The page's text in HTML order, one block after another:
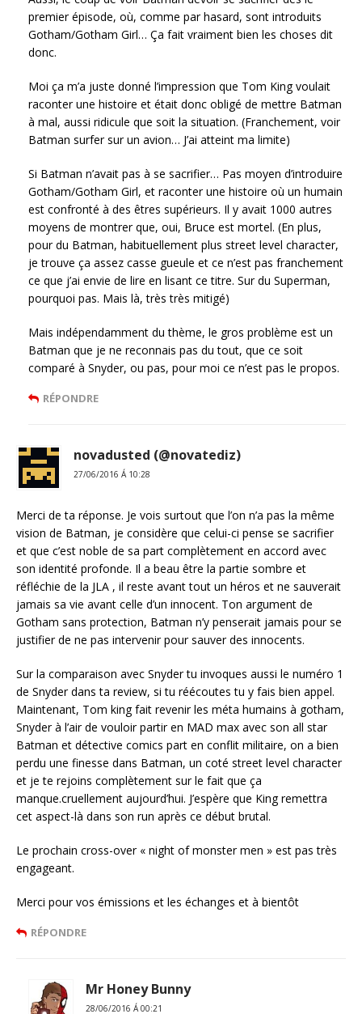
premier épisode, où, comme par hasard, sont introduits
Gotham/Gotham Girl… Ça fait vraiment bien les choses dit
donc.
Moi ça m’a juste donné l’impression que Tom King voulait
raconter une histoire et était donc obligé de mettre Batman
à mal, aussi ridicule que soit la situation. (Franchement, voir
Batman surfer sur un avion… J’ai atteint ma limite)
Si Batman n’avait pas à se sacrifier… Pas moyen d’introduire
Gotham/Gotham Girl, et raconter une histoire où un humain
est confronté à des êtres supérieurs. Il y avait 1000 autres
moyens de montrer que, oui, Bruce est mortel. (En plus,
pour du Batman, habituellement plus street level character,
je trouve ça assez casse gueule et ce n’est pas franchement
ce que j’ai envie de lire en lisant ce titre. Sur du Superman,
pourquoi pas. Mais là, très très mitigé)
Mais indépendamment du thème, le gros problème est un
Batman que je ne reconnais pas du tout, que ce soit
comparé à Snyder, ou pas, pour moi ce n’est pas le propos.
RÉPONDRE
novadusted (@novatediz)
27/06/2016 Á 10:28
Merci de ta réponse. Je vois surtout que l’on n’a pas la même
vision de Batman, je considère que celui-ci pense se sacrifier
et que c’est noble de sa part complètement en accord avec
son identité profonde. Il a beau être la partie sombre et
réfléchie de la JLA , il reste avant tout un héros et ne sauverait
jamais sa vie avant celle d’un innocent. Ton argument de
Gotham sans protection, Batman n’y penserait jamais pour se
justifier de ne pas intervenir pour sauver des innocents.
Sur la comparaison avec Snyder tu invoques aussi le numéro 1
de Snyder dans ta review, si tu réécoutes tu y fais bien appel.
Maintenant, Tom king fait revenir les méta humains à gotham,
Snyder à l’air de vouloir partir en MAD max avec son all star
Batman et détective comics part en conflit militaire, on a bien
perdu une finesse dans Batman, un coté street level character
et je te rejoins complètement sur le fait que ça
manque.cruellement aujourd’hui. J’espère que King remettra
cet aspect-là dans son run après ce début brutal.
Le prochain cross-over « night of monster men » est pas très
engageant.
Merci pour vos émissions et les échanges et à bientôt
RÉPONDRE
Mr Honey Bunny
28/06/2016 Á 00:21